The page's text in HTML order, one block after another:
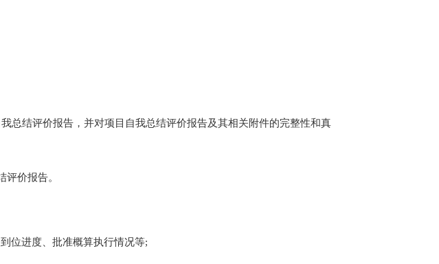
我总结评价报告 ，并对项目 自我总结评价报告及其相关附件的完整性和真
评价报告。
位进度 批准概算执行情况等;